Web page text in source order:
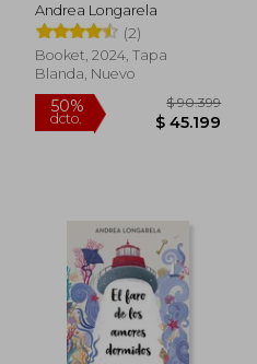
Andrea Longarela
(2)
Booket, 2024, Tapa
Blanda, Nuevo